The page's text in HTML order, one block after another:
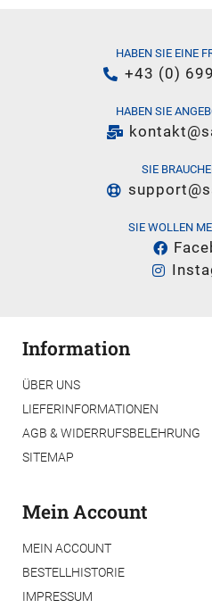
HABEN SIE EINE
+43 (0)
HABEN SIE
SIE
SIE WOLLEN
Information
ÜBER UNS
LIEFERINFORMATIONEN
AGB & WIDERRUFSBELEHRUNG
SITEMAP
Mein Account
MEIN ACCOUNT
BESTELLHISTORIE
IMPRESSUM